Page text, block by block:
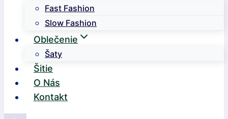
Fast Fashion
Slow Fashion
Oblečenie
Šaty
Šitie
O Nás
Kontakt